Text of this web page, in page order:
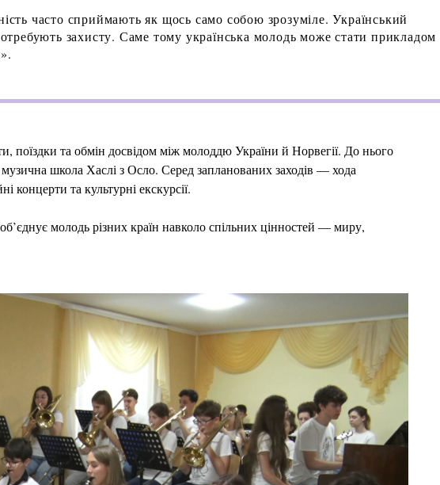
часто сприймають як щось само собою зрозуміле. Український
захисту. Саме тому українська молодь може стати прикладом
поїздки та обмін досвідом між молоддю України й Норвегії. До нього
школа Хаслі з Осло. Серед запланованих заходів — хода
концерти та культурні екскурсії.
молодь різних країн навколо спільних цінностей — миру,